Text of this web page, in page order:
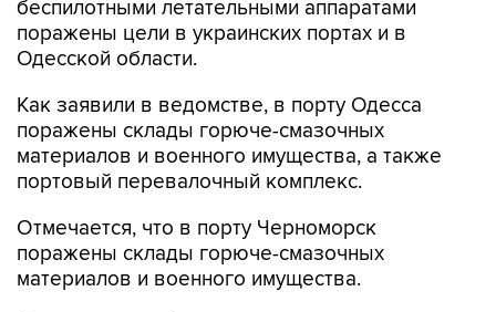
беспилотными летательными аппаратами
поражены цели в украинских портах и в
Одесской области.
Как заявили в ведомстве, в порту Одесса
поражены склады горюче-смазочных
материалов и военного имущества, а также
портовый перевалочный комплекс.
Отмечается, что в порту Черноморск
поражены склады горюче-смазочных
материалов и военного имущества.